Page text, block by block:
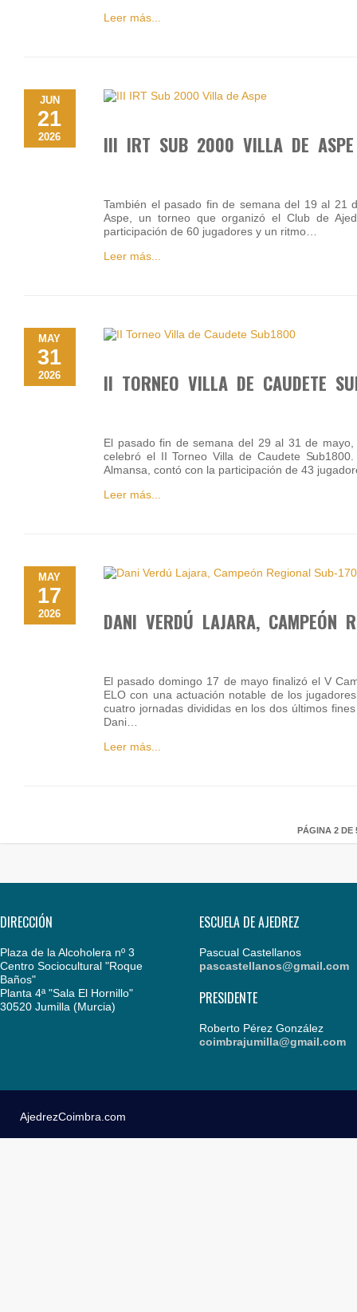
Leer más...
JUN
21
2026 III IRT SUB 2000 VILLA DE ASPE
También el pasado fin de semana del 19 al 21
Aspe, un torneo que organizó el Club de
participación de 60 jugadores y un ritmo…
Leer más...
MAY
31
2026 II TORNEO VILLA DE CAUDETE
El pasado fin de semana del 29 al 31 de
celebró el II Torneo Villa de Caudete
Almansa, contó con la participación de 43
Leer más...
MAY
17
2026 DANI VERDÚ LAJARA, CAMPEÓN
El pasado domingo 17 de mayo finalizó el V
ELO con una actuación notable de los
cuatro jornadas divididas en los dos últimos
Dani…
Leer más...
PÁGINA 2 DE
DIRECCIÓN
Plaza de la Alcoholera nº 3
Centro Sociocultural "Roque
Baños"
Planta 4ª "Sala El Hornillo"
30520 Jumilla (Murcia)
ESCUELA DE AJEDREZ
Pascual Castellanos
pascastellanos@gmail.com
PRESIDENTE
Roberto Pérez González
coimbrajumilla@gmail.com
AjedrezCoimbra.com